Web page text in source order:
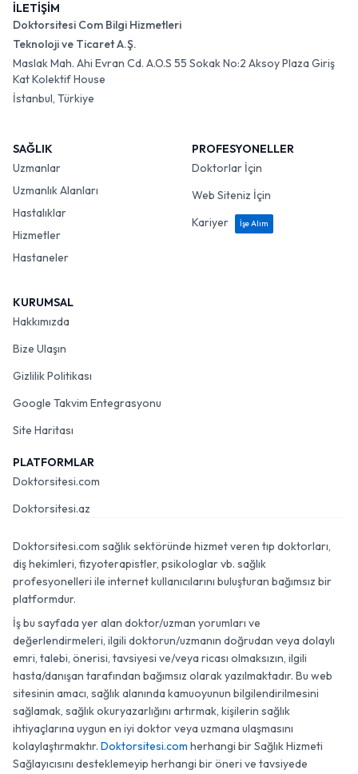
İLETİŞİM
Doktorsitesi Com Bilgi Hizmetleri
Teknoloji ve Ticaret A.Ş.
Maslak Mah. Ahi Evran Cd. A.O.S 55 Sokak No:2 Aksoy Plaza Giriş
Kat Kolektif House
İstanbul, Türkiye
SAĞLIK
Uzmanlar
Uzmanlık Alanları
Hastalıklar
Hizmetler
Hastaneler
PROFESYONELLER
Doktorlar İçin
Web Siteniz İçin
Kariyer
İşe Alım
KURUMSAL
Hakkımızda
Bize Ulaşın
Gizlilik Politikası
Google Takvim Entegrasyonu
Site Haritası
PLATFORMLAR
Doktorsitesi.com
Doktorsitesi.az
Doktorsitesi.com sağlık sektöründe hizmet veren tıp doktorları,
diş hekimleri, fizyoterapistler, psikologlar vb. sağlık
profesyonelleri ile internet kullanıcılarını buluşturan bağımsız bir
platformdur.
İş bu sayfada yer alan doktor/uzman yorumları ve
değerlendirmeleri, ilgili doktorun/uzmanın doğrudan veya dolaylı
emri, talebi, önerisi, tavsiyesi ve/veya ricası olmaksızın, ilgili
hasta/danışan tarafından bağımsız olarak yazılmaktadır. Bu web
sitesinin amacı, sağlık alanında kamuoyunun bilgilendirilmesini
sağlamak, sağlık okuryazarlığını artırmak, kişilerin sağlık
ihtiyaçlarına uygun en iyi doktor veya uzmana ulaşmasını
kolaylaştırmaktır. Doktorsitesi.com herhangi bir Sağlık Hizmeti
Sağlayıcısını desteklemeyip herhangi bir öneri ve tavsiyede